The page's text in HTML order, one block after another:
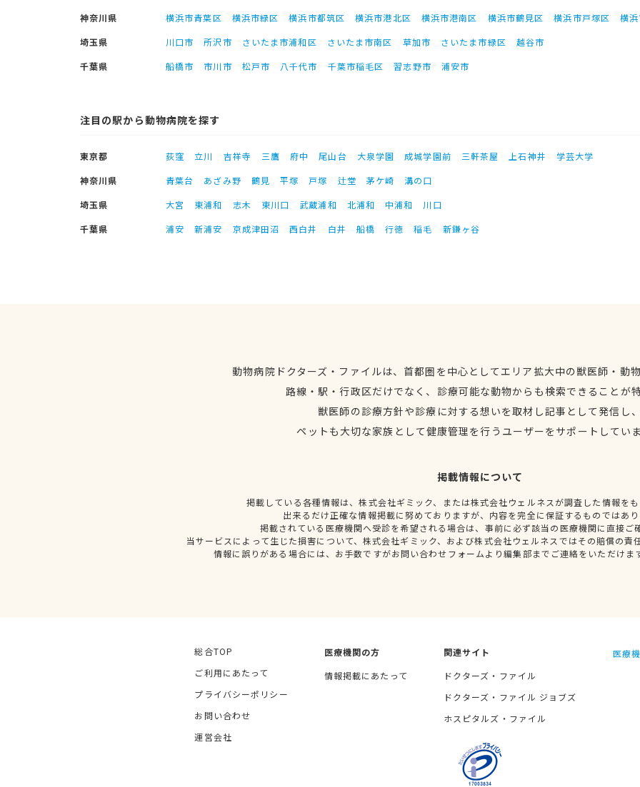
神奈川県
横浜市青葉区 横浜市緑区 横浜市都筑区 横浜市港北区 横浜市港南区 横浜市鶴見区 横浜市戸塚区
横
埼玉県
川口市 所沢市 さいたま市浦和区 さいたま市南区 草加市 さいたま市緑区
越谷市
千葉県
船橋市 市川市 松戸市 八千代市 千葉市稲毛区 習志野市 浦安市
注目の駅から動物病院を探す
東京都 荻窪 立川 吉祥寺 三鷹 府中 尾山台 大泉学園 成城学園前 三軒茶屋 上石神井
学芸大学
神奈川県
青葉台 あざみ野 鶴見 平塚 戸塚 辻堂 茅ケ崎
溝の口
埼玉県
大宮 東浦和 志木 東川口 武蔵浦和 北浦和 中浦和
川口
千葉県
浦安 新浦安 京成津田沼 西白井 白井 船橋 行徳 稲毛 新鎌ヶ谷
動物病院ドクターズ・ファイルは、首都圏を中心としてエリア拡大中の獣医師・動
路線・駅・行政区だけでなく、診療可能な動物からも検索できることが
獣医師の診療方針や診療に対する想いを取材し記事として発信し
ペットも大切な家族として健康管理を行うユーザーをサポートしてい
掲載情報について
掲載している各種情報は、株式会社ギミック、または株式会社ウェルネスが調査した情報を
出来るだけ正確な情報掲載に努めておりますが、内容を完全に保証するものではあ
掲載されている医療機関へ受診を希望される場合は、事前に必ず該当の医療機関に直接ご
当サービスによって生じた損害について、株式会社ギミック、および株式会社ウェルネスではその賠償の責
情報に誤りがある場合には、お手数ですがお問い合わせフォームより編集部までご連絡をいただけま
総合TOP
ご利用にあたって
プライバシーポリシー
お問い合わせ
運営会社
医療機関の方
情報掲載にあたって
関連サイト
ドクターズ・ファイル
ドクターズ・ファイル ジョブズ
ホスピタルズ・ファイル
医療